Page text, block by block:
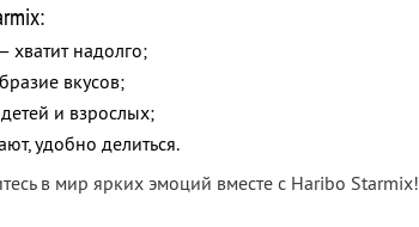
хватит надолго;
вкусов;
и взрослых;
удобно делиться.
в мир ярких эмоций вместе с Haribo Starmix!